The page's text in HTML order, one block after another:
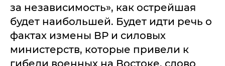
за независимость», как острейшая
будет наибольшей. Будет идти речь о
фактах измены ВР и силовых
министерств, которые привели к
гибели военных на Востоке, слово